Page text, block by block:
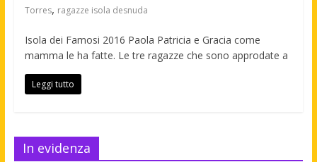
Torres, ragazze isola desnuda
Isola dei Famosi 2016 Paola Patricia e Gracia come
mamma le ha fatte. Le tre ragazze che sono approdate a
Leggi tutto
In evidenza